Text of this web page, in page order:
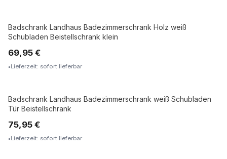
Badschrank Landhaus Badezimmerschrank Holz weiß
Schubladen Beistellschrank klein
69,95 €
Lieferzeit: sofort lieferbar
Badschrank Landhaus Badezimmerschrank weiß Schubladen
Tür Beistellschrank
75,95 €
Lieferzeit: sofort lieferbar